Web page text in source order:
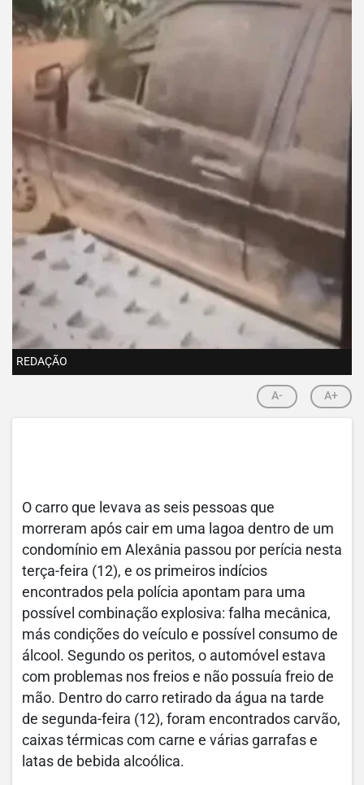
REDAÇÃO
A- A+
O carro que levava as seis pessoas que
morreram após cair em uma lagoa dentro de um
condomínio em Alexânia passou por perícia nesta
terça-feira (12), e os primeiros indícios
encontrados pela polícia apontam para uma
possível combinação explosiva: falha mecânica,
más condições do veículo e possível consumo de
álcool. Segundo os peritos, o automóvel estava
com problemas nos freios e não possuía freio de
mão. Dentro do carro retirado da água na tarde
de segunda-feira (12), foram encontrados carvão,
caixas térmicas com carne e várias garrafas e
latas de bebida alcoólica.